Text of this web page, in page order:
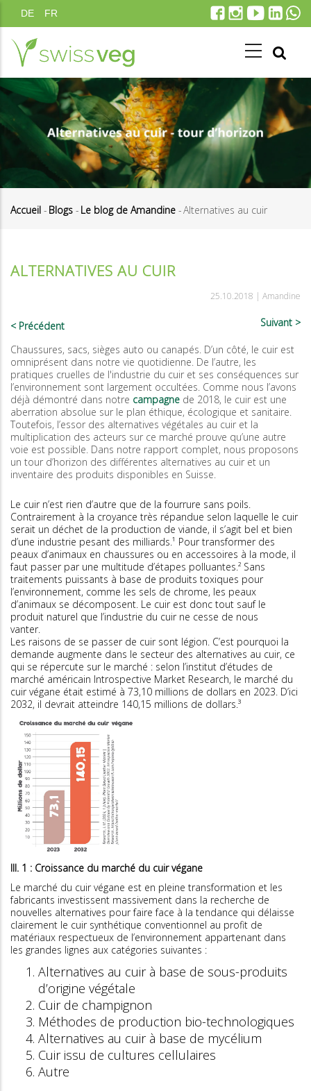
au
contenu
principal
DE FR
Accueil - Blogs - Le blog de Amandine -Alternatives au cuir
ALTERNATIVES AU CUIR
25.10.2018 | Amandine
Précédent Suivant
Chaussures, sacs, sièges auto ou canapés. D’un côté, le cuir est
omniprésent dans notre vie quotidienne. De l’autre, les
pratiques cruelles de l'industrie du cuir et ses conséquences sur
l’environnement sont largement occultées. Comme nous l’avons
déjà démontré dans notre campagne de 2018, le cuir est une
aberration absolue sur le plan éthique, écologique et sanitaire.
Toutefois, l’essor des alternatives végétales au cuir et la
multiplication des acteurs sur ce marché prouve qu’une autre
voie est possible. Dans notre rapport complet, nous proposons
un tour d’horizon des différentes alternatives au cuir et un
inventaire des produits disponibles en Suisse.
Le cuir n’est rien d’autre que de la fourrure sans poils.
Contrairement à la croyance très répandue selon laquelle le cuir
serait un déchet de la production de viande, il s’agit bel et bien
d’une industrie pesant des milliards.¹ Pour transformer des
peaux d’animaux en chaussures ou en accessoires à la mode, il
faut passer par une multitude d’étapes polluantes.² Sans
traitements puissants à base de produits toxiques pour
l’environnement, comme les sels de chrome, les peaux
d’animaux se décomposent. Le cuir est donc tout sauf le
produit naturel que l’industrie du cuir ne cesse de nous
vanter.
Les raisons de se passer de cuir sont légion. C’est pourquoi la
demande augmente dans le secteur des alternatives au cuir, ce
qui se répercute sur le marché : selon l’institut d’études de
marché américain Introspective Market Research, le marché du
cuir végane était estimé à 73,10 millions de dollars en 2023. D’ici
2032, il devrait atteindre 140,15 millions de dollars.³
Ill. 1 : Croissance du marché du cuir végane
Le marché du cuir végane est en pleine transformation et les
fabricants investissent massivement dans la recherche de
nouvelles alternatives pour faire face à la tendance qui délaisse
clairement le cuir synthétique conventionnel au profit de
matériaux respectueux de l’environnement appartenant dans
les grandes lignes aux catégories suivantes :
Alternatives au cuir à base de sous-produits
d’origine végétale
Cuir de champignon
Méthodes de production bio-technologiques
Alternatives au cuir à base de mycélium
Cuir issu de cultures cellulaires
Autre